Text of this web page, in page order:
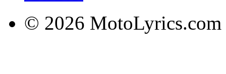
© 2026 MotoLyrics.com